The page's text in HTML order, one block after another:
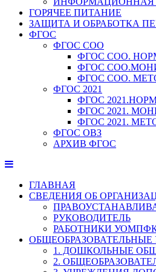
ГОРЯЧЕЕ ПИТАНИЕ
ЗАЩИТА И ОБРАБОТКА
ФГОС
ФГОС СОО
ФГОС СОО.
ФГОС
ФГОС СОО.
ФГОС 2021
ФГОС
ФГОС 2021.
ФГОС 2021.
ФГОС ОВЗ
АРХИВ ФГОС
ГЛАВНАЯ
СВЕДЕНИЯ ОБ
РУКОВОДИТЕЛЬ
РАБОТНИКИ
1. ДОШКОЛЬНЫЕ
2.